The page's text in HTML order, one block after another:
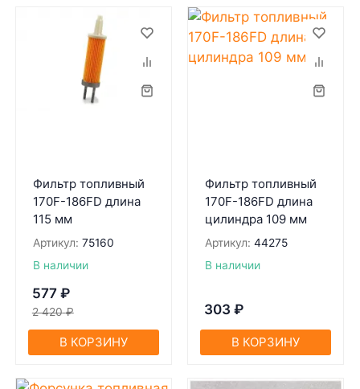
Фильтр топливный
170F-186FD длина
115 мм
Артикул: 75160
В наличии
577 ₽
2 420 ₽
В КОРЗИНУ
Фильтр топливный
170F-186FD длина
цилиндра 109 мм
Артикул: 44275
В наличии
303 ₽
В КОРЗИНУ